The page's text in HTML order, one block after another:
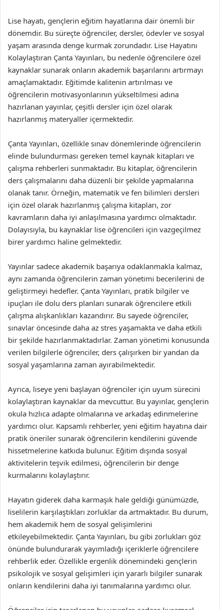
Lise hayatı, gençlerin eğitim hayatlarına dair önemli bir
dönemdir. Bu süreçte öğrenciler, dersler, ödevler ve sosyal
yaşam arasında denge kurmak zorundadır. Lise Hayatını
Kolaylaştıran Çanta Yayınları, bu nedenle öğrencilere özel
kaynaklar sunarak onların akademik başarılarını artırmayı
amaçlamaktadır. Eğitimde kalitenin artırılması ve
öğrencilerin motivasyonlarının yükseltilmesi adına
hazırlanan yayınlar, çeşitli dersler için özel olarak
hazırlanmış materyaller içermektedir.
Çanta Yayınları, özellikle sınav dönemlerinde öğrencilerin
elinde bulundurması gereken temel kaynak kitapları ve
çalışma rehberleri sunmaktadır. Bu kitaplar, öğrencilerin
ders çalışmalarını daha düzenli bir şekilde yapmalarına
olanak tanır. Örneğin, matematik ve fen bilimleri dersleri
için özel olarak hazırlanmış çalışma kitapları, zor
kavramların daha iyi anlaşılmasına yardımcı olmaktadır.
Dolayısıyla, bu kaynaklar lise öğrencileri için vazgeçilmez
birer yardımcı haline gelmektedir.
Yayınlar sadece akademik başarıya odaklanmakla kalmaz,
aynı zamanda öğrencilerin zaman yönetimi becerilerini de
geliştirmeyi hedefler. Çanta Yayınları, pratik bilgiler ve
ipuçları ile dolu ders planları sunarak öğrencilere etkili
çalışma alışkanlıkları kazandırır. Bu sayede öğrenciler,
sınavlar öncesinde daha az stres yaşamakta ve daha etkili
bir şekilde hazırlanmaktadırlar. Zaman yönetimi konusunda
verilen bilgilerle öğrenciler, ders çalışırken bir yandan da
sosyal yaşamlarına zaman ayırabilmektedir.
Ayrıca, liseye yeni başlayan öğrenciler için uyum sürecini
kolaylaştıran kaynaklar da mevcuttur. Bu yayınlar, gençlerin
okula hızlıca adapte olmalarına ve arkadaş edinmelerine
yardımcı olur. Kapsamlı rehberler, yeni eğitim hayatına dair
pratik öneriler sunarak öğrencilerin kendilerini güvende
hissetmelerine katkıda bulunur. Eğitim dışında sosyal
aktivitelerin teşvik edilmesi, öğrencilerin bir denge
kurmalarını kolaylaştırır.
Hayatın giderek daha karmaşık hale geldiği günümüzde,
liselilerin karşılaştıkları zorluklar da artmaktadır. Bu durum,
hem akademik hem de sosyal gelişimlerini
etkileyebilmektedir. Çanta Yayınları, bu gibi zorlukları göz
önünde bulundurarak yayımladığı içeriklerle öğrencilere
rehberlik eder. Özellikle ergenlik dönemindeki gençlerin
psikolojik ve sosyal gelişimleri için yararlı bilgiler sunarak
onların kendilerini daha iyi tanımalarına yardımcı olur.